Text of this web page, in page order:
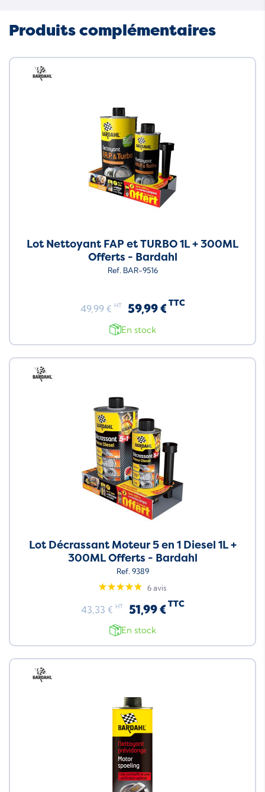
Produits complémentaires
Neuf
Lot Nettoyant FAP et TURBO 1L + 300ML
Offerts - Bardahl
Ref. BAR-9516
49,99 € HT 59,99 € TTC
En stock
Neuf
Lot Décrassant Moteur 5 en 1 Diesel 1L +
300ML Offerts - Bardahl
Ref. 9389
6 avis
43,33 € HT 51,99 € TTC
En stock
Neuf